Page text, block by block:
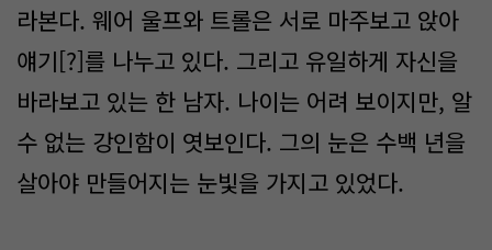
라본다. 웨어 울프와 트롤은 서로 마주보고 앉아
얘기[?]를 나누고 있다. 그리고 유일하게 자신을
바라보고 있는 한 남자. 나이는 어려 보이지만, 알
수 없는 강인함이 엿보인다. 그의 눈은 수백 년을
살아야 만들어지는 눈빛을 가지고 있었다.